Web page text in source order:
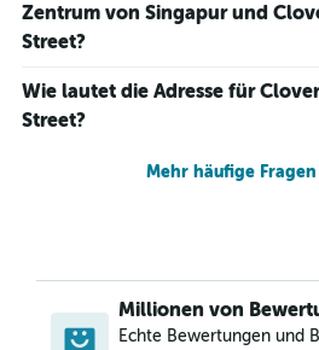
Zentrum von Singapur und
Street?
Wie lautet die Adresse für
Street?
Mehr häufige
Millionen von
Echte Bewertungen und